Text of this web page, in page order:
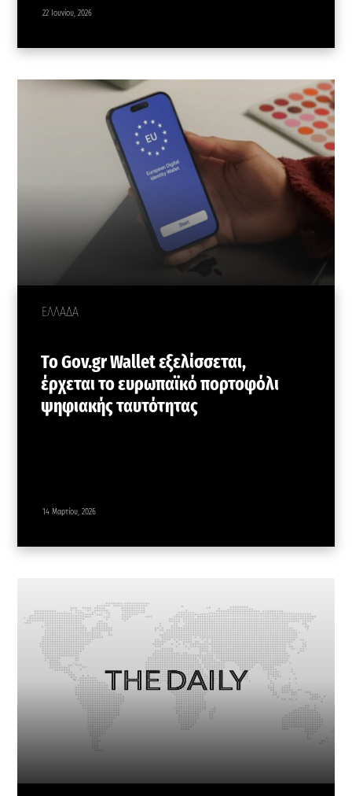
22 Ιουνίου, 2026
ΕΛΛΑΔΑ
Το Gov.gr Wallet εξελίσσεται,
έρχεται το ευρωπαϊκό πορτοφόλι
ψηφιακής ταυτότητας
14 Μαρτίου, 2026